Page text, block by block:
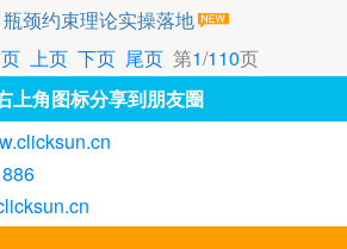
颈约束理论实操落地
上页 下页 尾页第1/110页
上角图标分享到朋友圈